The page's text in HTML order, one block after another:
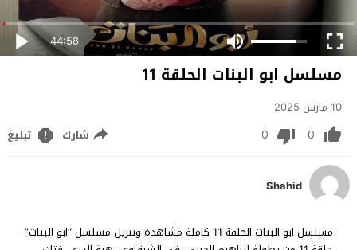
44:58
مسلسل ابو البنات الحلقة 11
10 مارس 2025
0
0 شارك تبليغ
Shahid
مسلسل ابو البنات الحلقة 11 كاملة مشاهدة وتنزيل مسلسل “ابو البنات”